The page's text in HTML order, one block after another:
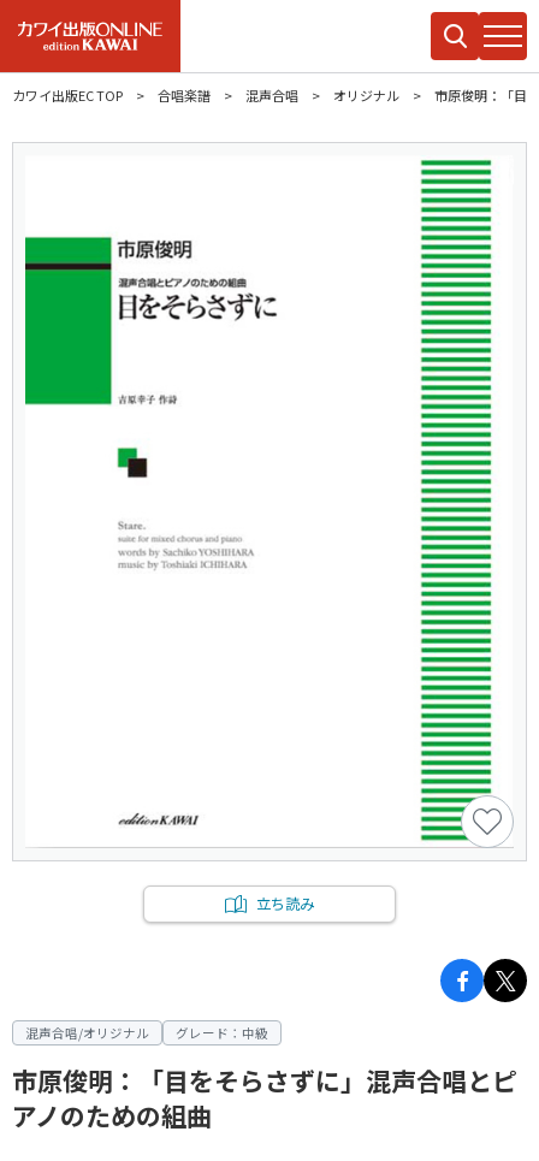
カワイ出版EC TOP 合唱楽譜 混声合唱 オリジナル 市原俊明：「目
立ち読み
混声合唱/オリジナル グレード：中級
市原俊明：「目をそらさずに」混声合唱とピ
アノのための組曲